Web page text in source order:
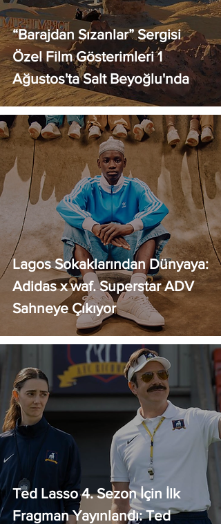
“Barajdan Sızanlar” Sergisi
Özel Film Gösterimleri 1
Ağustos'ta Salt Beyoğlu'nda
Lagos Sokaklarından Dünyaya:
Adidas x waf. Superstar ADV
Sahneye Çıkıyor
Ted Lasso 4. Sezon İçin İlk
Fragman Yayınlandı: Ted